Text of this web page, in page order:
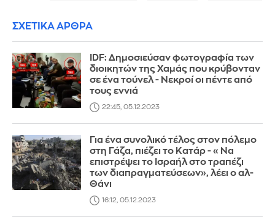
ΣΧΕΤΙΚΑ ΑΡΘΡΑ
IDF: Δημοσιεύσαν φωτογραφία των
διοικητών της Χαμάς που κρύβονταν
σε ένα τούνελ - Νεκροί οι πέντε από
τους εννιά
22:45, 05.12.2023
Για ένα συνολικό τέλος στον πόλεμο
στη Γάζα, πιέζει το Κατάρ - «Να
επιστρέψει το Ισραήλ στο τραπέζι
των διαπραγματεύσεων», λέει ο αλ-
Θάνι
16:12, 05.12.2023